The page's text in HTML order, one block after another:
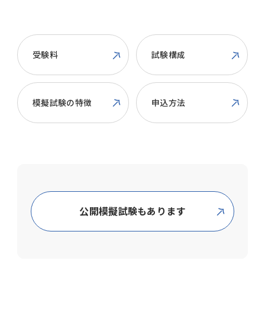
受験料 試験構成
模擬試験の特徴 申込方法
公開模擬試験もあります